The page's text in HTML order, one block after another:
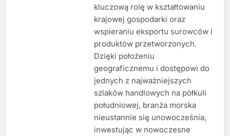
kluczową rolę w kształtowaniu
krajowej gospodarki oraz
wspieraniu eksportu surowców i
produktów przetworzonych.
Dzięki położeniu
geograficznemu i dostępowi do
jednych z najważniejszych
szlaków handlowych na półkuli
południowej, branża morska
nieustannie się unowocześnia,
inwestując w nowoczesne